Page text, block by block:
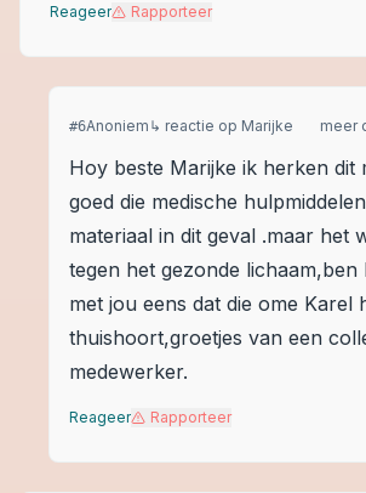
Reageer Rapporteer
#6Anoniem ↳ reactie op Marijke meer
Hoy beste Marijke ik herken dit
goed die medische
materiaal in dit geval .maar het
tegen het gezonde lichaam,ben
met jou eens dat die ome Karel
thuishoort,groetjes van een
medewerker.
Reageer Rapporteer